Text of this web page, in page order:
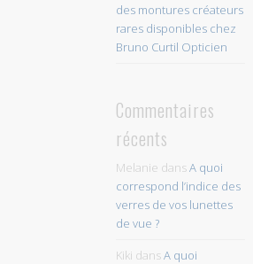
des montures créateurs
rares disponibles chez
Bruno Curtil Opticien
Commentaires
récents
Melanie dansA quoi
correspond l’indice des
verres de vos lunettes
de vue ?
Kiki dansA quoi